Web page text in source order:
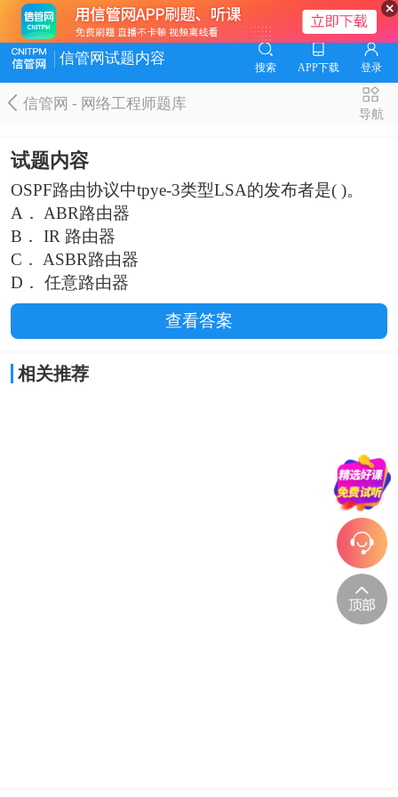
信管网试题内容
搜索 APP下载 登录
信管网 - 网络工程师题库
导航
试题内容
OSPF路由协议中tpye-3类型LSA的发布者是( )。
A． ABR路由器
B． IR 路由器
C． ASBR路由器
D． 任意路由器
查看答案
相关推荐